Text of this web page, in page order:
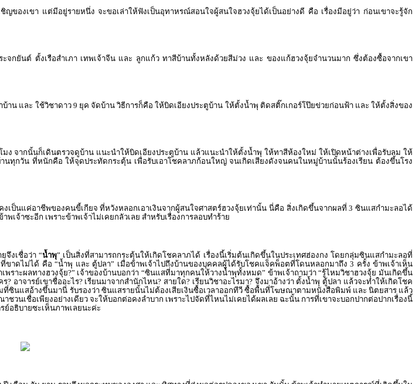
ของเขา แต่มีอยู่รายหนึ่ง จะขอเล่าให้ฟังเป็นอุทาหรณ์สอนใจผู้สนใจฮวงจุ้ยได้เป็นอย่างดี คือ เรื่องมีอยู่ว่า ก่อนเขาจะรู้จัก
กยันต์ ตั้งเรือสำเภา เทพเจ้าจีน และ ลูกแก้ว ทาสีบ้านทั้งหลังด้วยสีม่วง และ ของแก้ฮวงจุ้ยจำนวนมาก ซึ่งต้องซื้อจากเขา
บ้าน และ ใช้วิชาดาว 9 ยุค จัดบ้าน วิธีการก็คือ ให้บิดเอียงประตูบ้าน ให้ตั้งน้ำพุ ติดสติ๊กเกอร์โป๊ยข่วยก่อนฟ้า และ ให้ตั้งสิ่งของ
มง จากนั้นก็เดินตรวจดูบ้าน แนะนำให้บิดเอียงประตูบ้าน แล้วแนะนำให้ตั้งน้ำพุ ให้ทาสีห้องใหม่ ให้เปิดหน้าต่างเพื่อรับลม ให้
ทุกวัน ที่หนักคือ ให้จุดประทัดกระตุ้น เพื่อรับเอาโชคลาภก้อนใหญ่ จนเกิดเสียงดังจนคนในหมู่บ้านนั้นร้องเรียน ต้องขึ้นโรง
เป็นแค่อาชีพของคนขี้เกียจ ที่หวังหลอกเอาเงินจากผู้สนใจศาสตร์ฮวงจุ้ยเท่านั้น นี่คือ สิ่งเกิดขึ้นจากผลที่ 3 ซินแสกำมะลอได้
จ้าซะอีก เพราะข้าพเจ้าไม่เคยกลัวเลย สำหรับเรื่องการลอบทำร้าย
จึงเชื่อว่า “น้ำพุ” เป็นสิ่งที่สามารถกระตุ้นให้เกิดโชคลาภได้ เรื่องนี้เริ่มต้นเกิดขึ้นในประเทศฮ่องกง โดยกลุ่มซินแสกำมะลอที่
ขาดไม่ได้ คือ “น้ำพุ และ ตู้ปลา” เมื่อข้าพเจ้าไปถึงบ้านของบุคคลผู้ได้รับโชคแจ็คพ็อตที่โดนหลอกมาถึง 3 ครั้ง ข้าพเจ้าเห็น
าะผลทางฮวงจุ้ย?” เจ้าของบ้านบอกว่า “ซินแสที่มาทุกคนให้วางน้ำพุทั้งหมด” ข้าพเจ้าถามว่า “รู้ไหมวิชาฮวงจุ้ย มันเกิดขึ้น
าจารย์เขาชื่ออะไร? เรียนมาจากสำนักไหน? สายใด? เรียนวิชาอะไรมา? จึงมาอ้างว่า ตั้งน้ำพุ ตู้ปลา แล้วจะทำให้เกิดโชค
ซินแสอ้างขึ้นมานี่ รับรองว่า ซินแสรายนั้นไม่ต้องเสียเงินซื้อเวลาออกทีวี ซื้อพื้นที่โฆษณาตามหนังสือพิมพ์ และ นิตยสาร แล้ว
เชื่อเพียงอย่างเดียว จะให้บอกต่อคงลำบาก เพราะไปจัดที่ไหนไม่เคยได้ผลเลย ฉะนั้น การที่เขาจะบอกปากต่อปากเรื่องนี้
ย์อธิบายซะเห็นภาพเลยนะค่ะ